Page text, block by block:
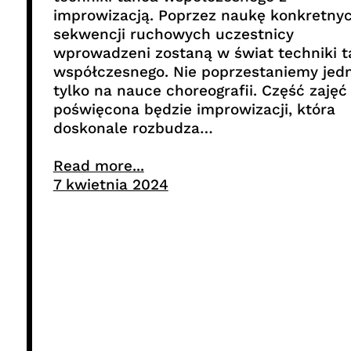
improwizacją. Poprzez naukę
sekwencji ruchowych uczestnicy
wprowadzeni zostaną w świat techniki
współczesnego. Nie poprzestaniemy
tylko na nauce choreografii. Część zajęć
poświęcona będzie improwizacji, która
doskonale rozbudza…
Read more...
7 kwietnia 2024